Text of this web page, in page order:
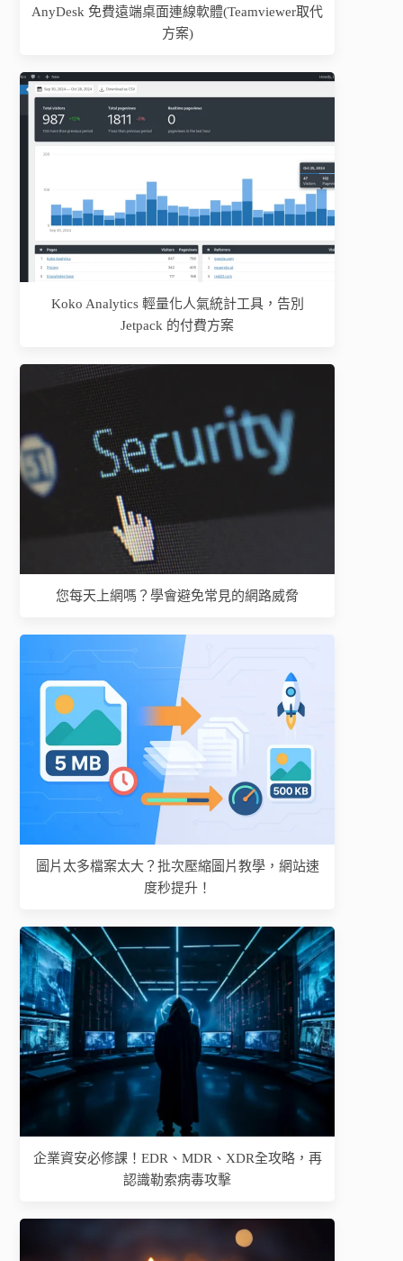
AnyDesk 免費遠端桌面連線軟體(Teamviewer取代
方案)
Koko Analytics 輕量化人氣統計工具，告別
Jetpack 的付費方案
您每天上網嗎？學會避免常見的網路威脅
圖片太多檔案太大？批次壓縮圖片教學，網站速
度秒提升！
企業資安必修課！EDR、MDR、XDR全攻略，再
認識勒索病毒攻擊